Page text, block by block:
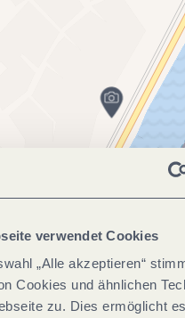
verwendet Cookies
„Alle akzeptieren“
Cookies und ähnlichen
zu. Dies ermöglicht